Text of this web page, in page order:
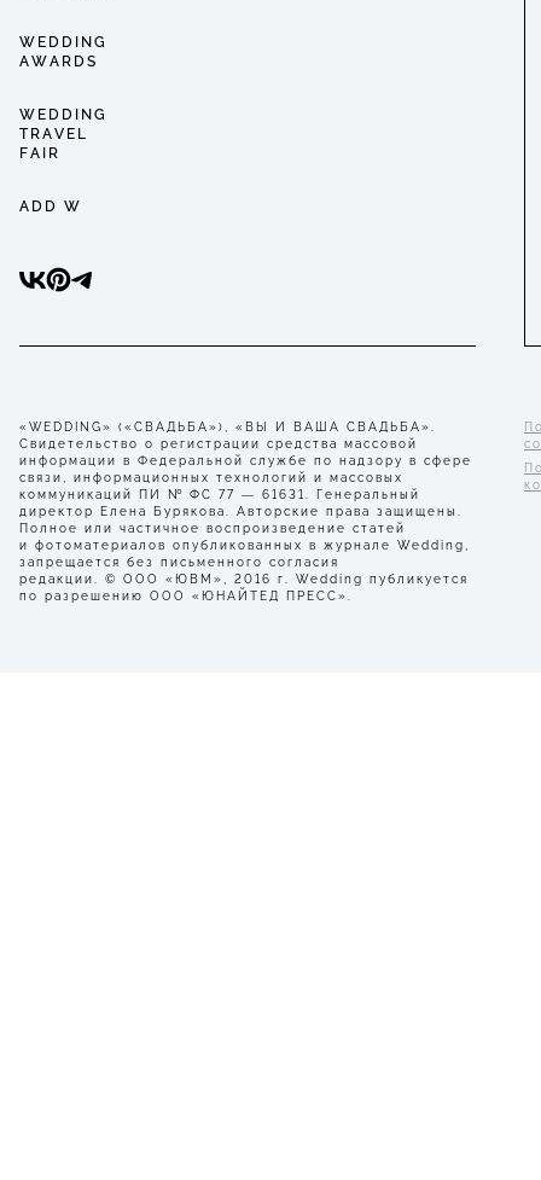
WEDDING
AWARDS
WEDDING
TRAVEL
FAIR
ADD W
«WEDDING» («СВАДЬБА»), «ВЫ И ВАША СВАДЬБА».
Свидетельство о регистрации средства массовой
информации в Федеральной службе по надзору в сфере
связи, информационных технологий и массовых
коммуникаций ПИ № ФС 77 — 61631. Генеральный
директор Елена Бурякова. Авторские права защищены.
Полное или частичное воспроизведение статей
и фотоматериалов опубликованных в журнале Wedding,
запрещается без письменного согласия
редакции. © ООО «ЮВМ», 2016 г. Wedding публикуется
по разрешению ООО «ЮНАЙТЕД ПРЕСС».